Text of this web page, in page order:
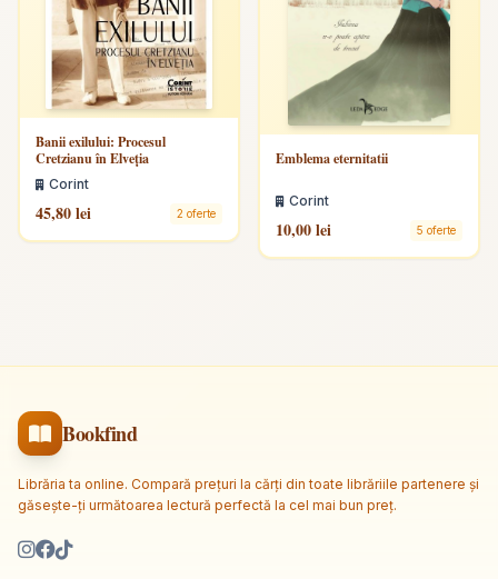
Banii exilului: Procesul
Cretzianu în Elveția
Corint
45,80 lei 2 oferte
Emblema eternitatii
Corint
10,00 lei 5 oferte
Bookfind
Librăria ta online. Compară prețuri la cărți din toate librăriile partenere și
găsește-ți următoarea lectură perfectă la cel mai bun preț.